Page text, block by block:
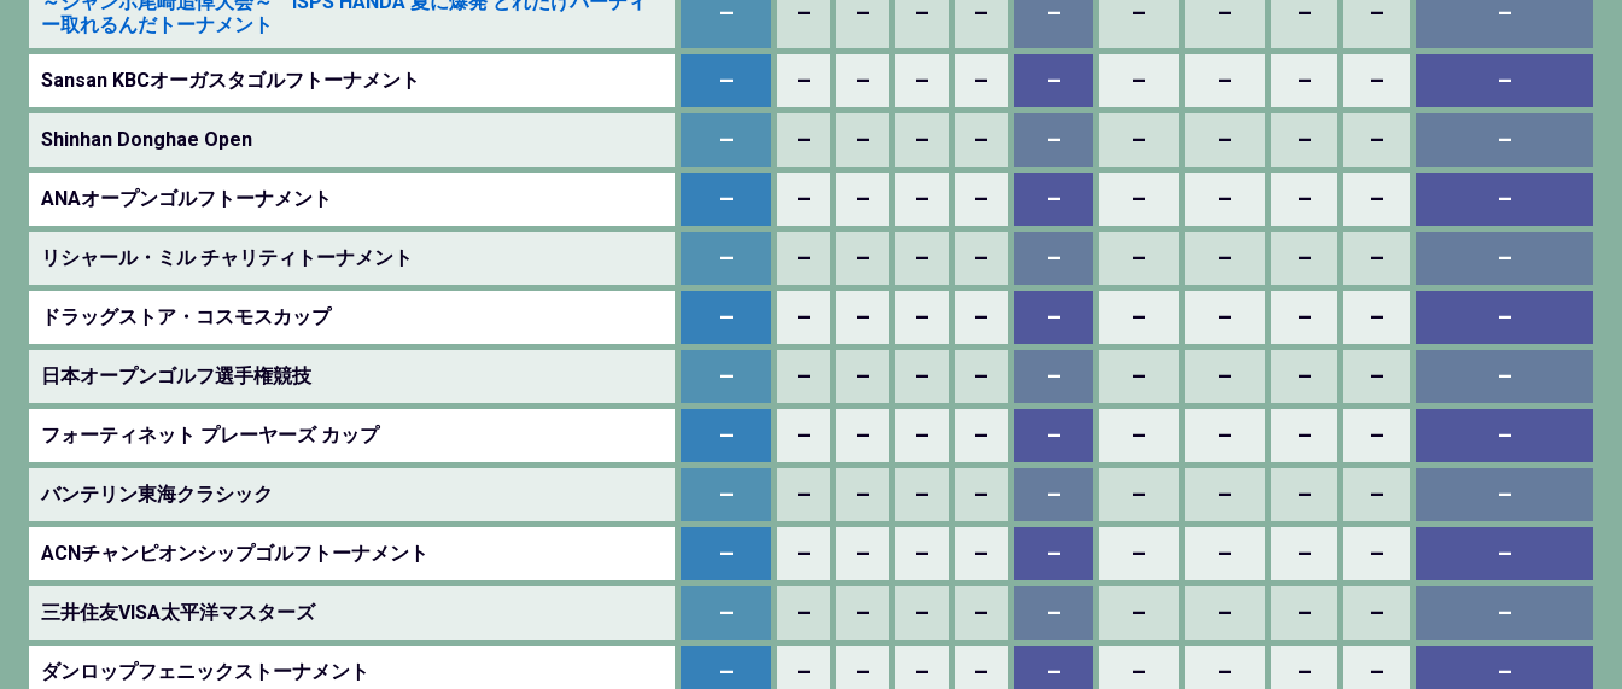
ー取れるんだトーナメント
– – – – – – – – – – –
Sansan KBCオーガスタゴルフトーナメント – – – – – – – – – – –
Shinhan Donghae Open – – – – – – – – – – –
ANAオープンゴルフトーナメント – – – – – – – – – – –
リシャール・ミル チャリティトーナメント – – – – – – – – – – –
ドラッグストア・コスモスカップ – – – – – – – – – – –
日本オープンゴルフ選手権競技 – – – – – – – – – – –
フォーティネット プレーヤーズ カップ – – – – – – – – – – –
バンテリン東海クラシック – – – – – – – – – – –
ACNチャンピオンシップゴルフトーナメント – – – – – – – – – – –
三井住友VISA太平洋マスターズ – – – – – – – – – – –
ダンロップフェニックストーナメント – – – – – – – – – – –